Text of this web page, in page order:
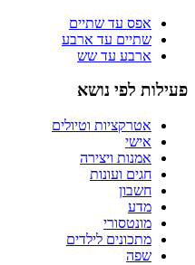
אפס עד שתיים
שתיים עד ארבע
ארבע עד שש
פעילות לפי נושא
אטרקציות וטיולים
אישי
אמנות ויצירה
חגים ועונות
חשבון
מדע
מונטסורי
מתכונים לילדים
שפה